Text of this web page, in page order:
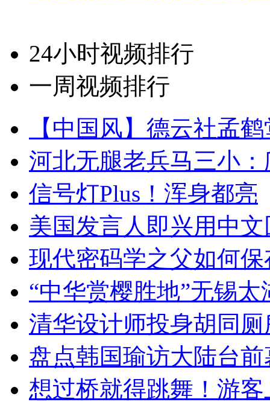
24小时视频排行
一周视频排行
【中国风】德云社孟
河北无腿老兵马三小
信号灯Plus！浑身都亮
美国发言人即兴用中
现代密码学之父如何
“中华赏樱胜地”无锡
清华设计师投身胡同
盘点韩国瑜访大陆台
想过桥就得跳舞！游客